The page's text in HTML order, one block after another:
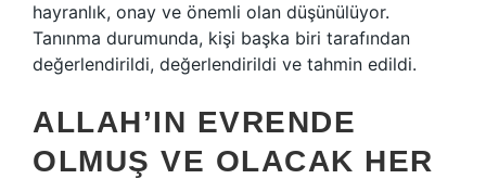
hayranlık, onay ve önemli olan düşünülüyor.
Tanınma durumunda, kişi başka biri tarafından
değerlendirildi, değerlendirildi ve tahmin edildi.
ALLAH’IN EVRENDE
OLMUŞ VE OLACAK HER